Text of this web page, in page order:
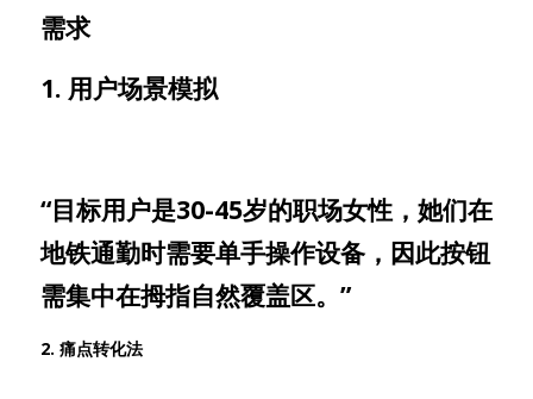
需求
1. 用户场景模拟
“目标用户是30-45岁的职场女性，她们在
地铁通勤时需要单手操作设备，因此按钮
需集中在拇指自然覆盖区。”
2. 痛点转化法